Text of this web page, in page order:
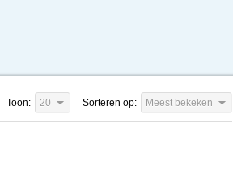
Sorteren op: Meest bekeken
Toon: 20